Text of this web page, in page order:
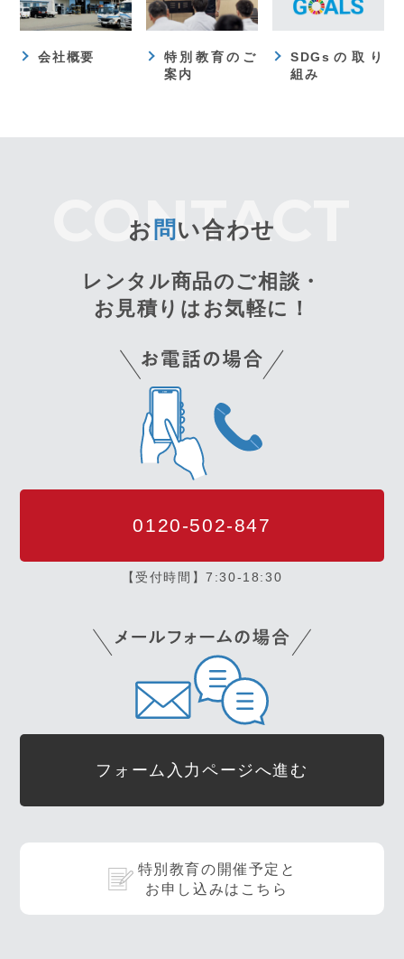
会社概要
特別教育のご
案内
SDGsの取り
組み
お 問 い合わせ
レンタル商品のご相談・
お見積りはお気軽に！
0120-502-847
【受付時間】7:30-18:30
フォーム入力ページへ進む
特別教育の開催予定と
お申し込みはこちら